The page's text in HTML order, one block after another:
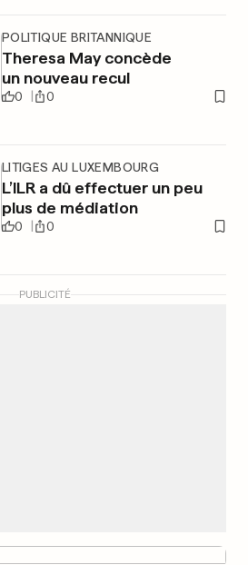
POLITIQUE BRITANNIQUE
Theresa May concède
un nouveau recul
0 0
LITIGES AU LUXEMBOURG
L’ILR a dû effectuer un peu
plus de médiation
0 0
PUBLICITÉ